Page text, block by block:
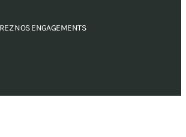
NOS ENGAGEMENTS